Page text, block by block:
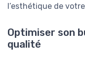
l’esthétique de
Optimiser son
qualité